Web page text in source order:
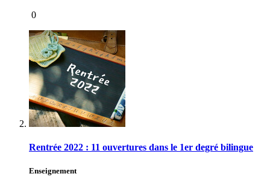
0
Rentrée 2022 : 11 ouvertures dans le 1er degré bilingue
Enseignement